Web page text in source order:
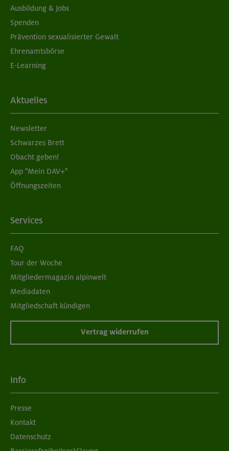
Ausbildung & Jobs
Spenden
Prävention sexualisierter Gewalt
Ehrenamtsbörse
E-Learning
Aktuelles
Newsletter
Schwarzes Brett
Obacht geben!
App "Mein DAV+"
Öffnungszeiten
Services
FAQ
Tour der Woche
Mitgliedermagazin alpinwelt
Mediadaten
Mitgliedschaft kündigen
Vertrag widerrufen
Info
Presse
Kontakt
Datenschutz